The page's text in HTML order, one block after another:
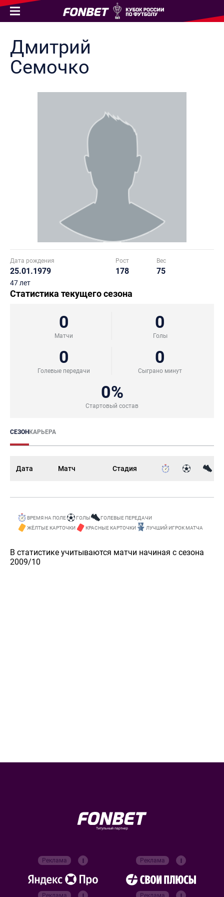
Дмитрий
Семочко
Дата рождения
25.01.1979
47 лет
Рост
178
Вес
75
Статистика текущего сезона
0
Матчи
0
Голы
0
Голевые передачи
0
Сыграно минут
0%
Стартовый состав
СЕЗОНКАРЬЕРА
Дата Матч Стадия
ВРЕМЯ НА ПОЛЕ ГОЛЫ
ГОЛЕВЫЕ ПЕРЕДАЧИ
ЖЁЛТЫЕ КАРТОЧКИ
КРАСНЫЕ КАРТОЧКИ ЛУЧШИЙ ИГРОК МАТЧА
В статистике учитываются матчи начиная с сезона
2009/10
Титульный партнер
Реклама Реклама
Реклама Реклама